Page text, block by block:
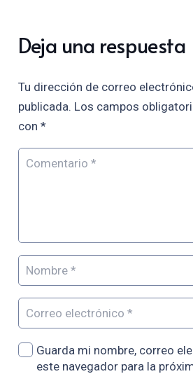
Deja una respuesta
Tu dirección de correo
publicada. Los campos
con *
Guarda mi nombre, correo
este navegador para la